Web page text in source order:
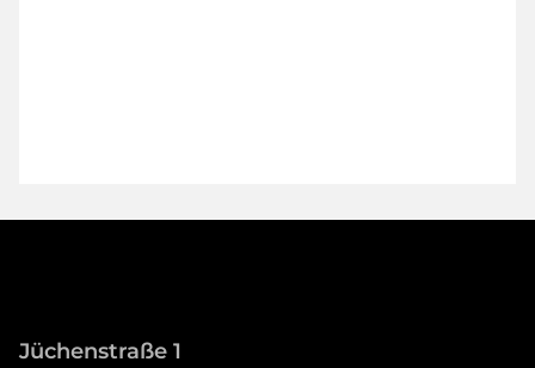
Jüchenstraße 1